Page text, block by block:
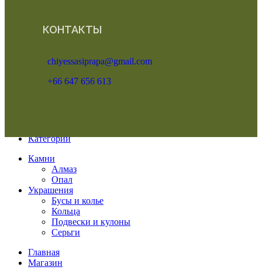
КОНТАКТЫ
chiyessasiprapa@gmail.com
+66 647 656 613
Категории
Камни
Алмаз
Опал
Украшения
Бусы и колье
Кольца
Подвески и кулоны
Серьги
Главная
Магазин